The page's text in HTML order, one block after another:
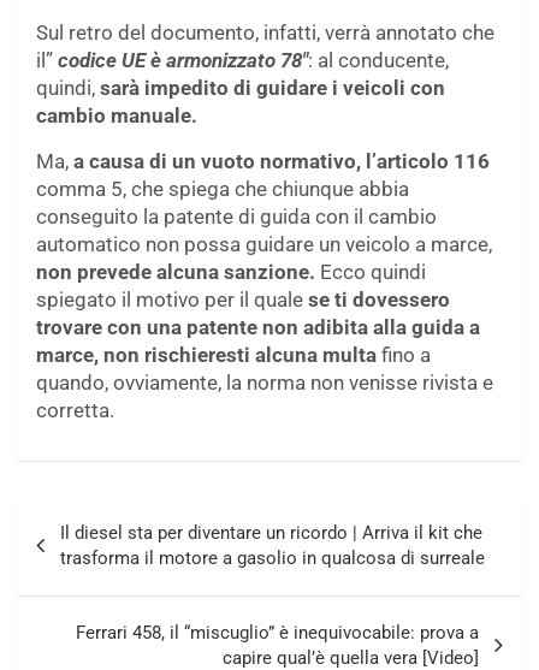
Sul retro del documento, infatti, verrà annotato che
il” codice UE è armonizzato 78″: al conducente,
quindi, sarà impedito di guidare i veicoli con
cambio manuale.
Ma, a causa di un vuoto normativo, l’articolo 116
comma 5, che spiega che chiunque abbia
conseguito la patente di guida con il cambio
automatico non possa guidare un veicolo a marce,
non prevede alcuna sanzione. Ecco quindi
spiegato il motivo per il quale se ti dovessero
trovare con una patente non adibita alla guida a
marce, non rischieresti alcuna multa fino a
quando, ovviamente, la norma non venisse rivista e
corretta.
articoli
Il diesel sta per diventare un ricordo | Arriva il kit che
trasforma il motore a gasolio in qualcosa di surreale
Ferrari 458, il “miscuglio” è inequivocabile: prova a
capire qual’è quella vera [Video]